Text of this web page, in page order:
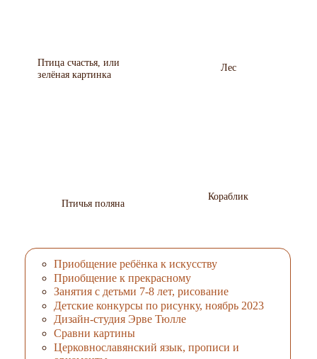
Птица счастья, или
зелёная картинка
Лес
Птичья поляна
Кораблик
Приобщение ребёнка к искусству
Приобщение к прекрасному
Занятия с детьми 7-8 лет, рисование
Детские конкурсы по рисунку, ноябрь 2023
Дизайн-студия Эрве Тюлле
Сравни картины
Церковнославянский язык, прописи и